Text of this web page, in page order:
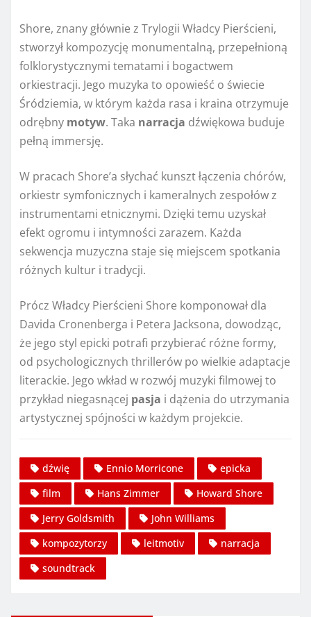
Shore, znany głównie z Trylogii Władcy Pierścieni,
stworzył kompozycję monumentalną, przepełnioną
folklorystycznymi tematami i bogactwem
orkiestracji. Jego muzyka to opowieść o świecie
Śródziemia, w którym każda rasa i kraina otrzymuje
odrębny motyw. Taka narracja dźwiękowa buduje
pełną immersję.
W pracach Shore’a słychać kunszt łączenia chórów,
orkiestr symfonicznych i kameralnych zespołów z
instrumentami etnicznymi. Dzięki temu uzyskał
efekt ogromu i intymności zarazem. Każda
sekwencja muzyczna staje się miejscem spotkania
różnych kultur i tradycji.
Prócz Władcy Pierścieni Shore komponował dla
Davida Cronenberga i Petera Jacksona, dowodząc,
że jego styl epicki potrafi przybierać różne formy,
od psychologicznych thrillerów po wielkie adaptacje
literackie. Jego wkład w rozwój muzyki filmowej to
przykład niegasnącej pasja i dążenia do utrzymania
artystycznej spójności w każdym projekcie.
dźwię Ennio Morricone
epicka
film
Hans Zimmer
Howard Shore
Jerry Goldsmith
John Williams
kompozytorzy
leitmotiv
narracja
soundtrack